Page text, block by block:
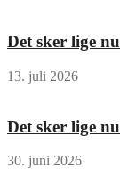
Det sker lige
13. juli 2026
Det sker lige
30. juni 2026